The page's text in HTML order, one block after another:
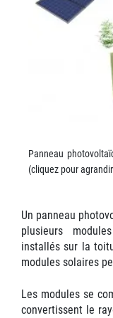
Panneau
(cliquez pour
Un panneau
plusieurs
installés sur la
modules solaires
Les modules se
convertissent le